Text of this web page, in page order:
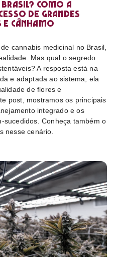
Como a
de grandes
cânhamo
cannabis medicinal no Brasil,
Mas qual o segredo
A resposta está na
e adaptada ao sistema, ela
de flores e
post, mostramos os principais
integrado e os
sucedidos. Conheça também o
nesse cenário.